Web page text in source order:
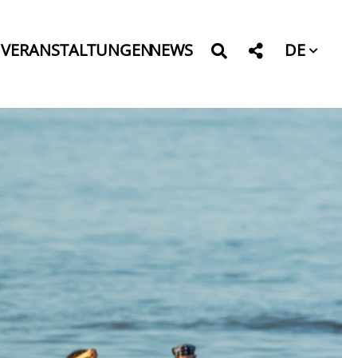
VERANSTALTUNGENNEWS DE